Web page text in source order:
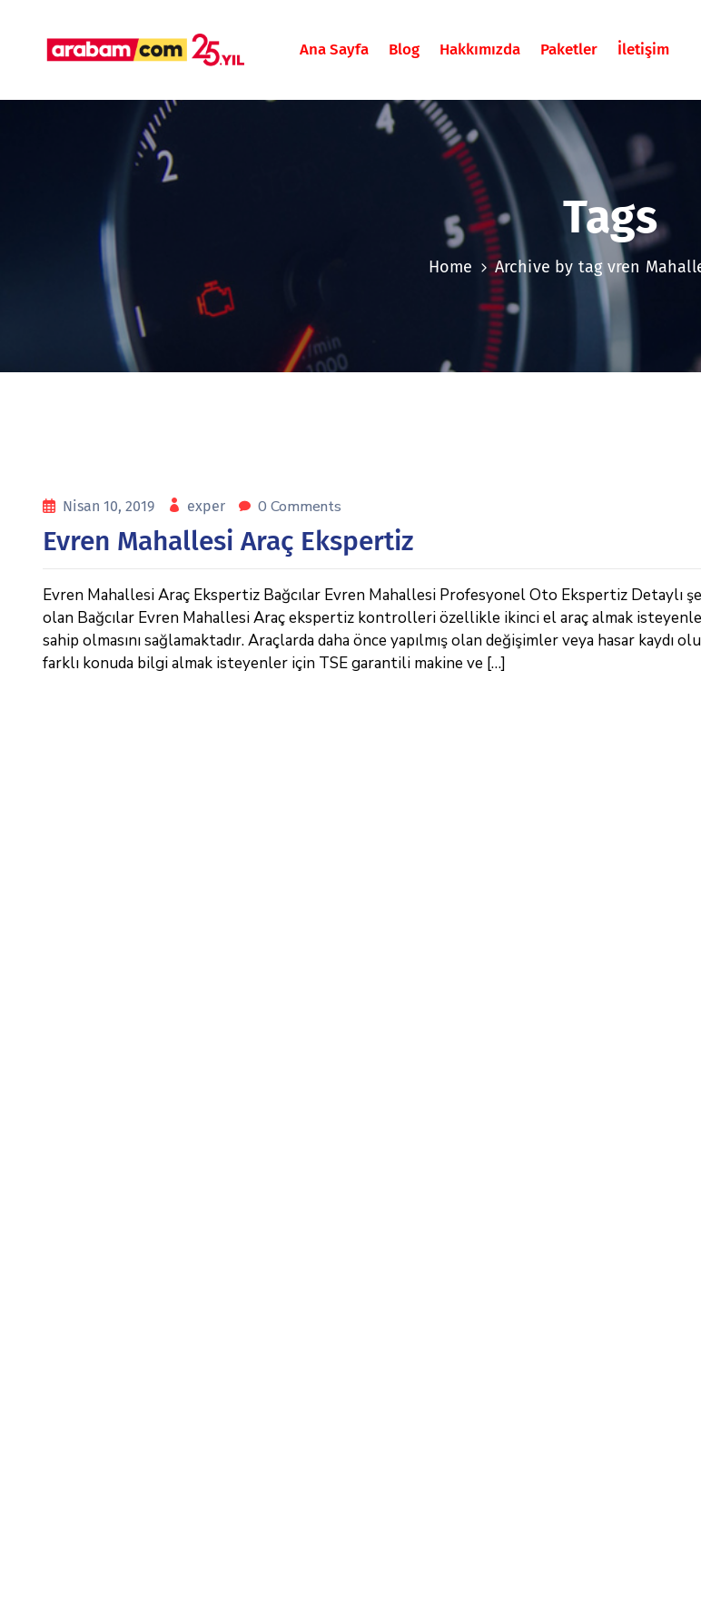
Ana Sayfa Blog Hakkımızda Paketler İletişim
Tags
Home Archive by tag vren
Nisan 10, 2019 exper 0 Comments
Evren Mahallesi Araç Ekspertiz
Evren Mahallesi Araç Ekspertiz Bağcılar Evren Mahallesi Profesyonel Oto Ekspertiz Detaylı
olan Bağcılar Evren Mahallesi Araç ekspertiz kontrolleri özellikle ikinci el araç almak
sahip olmasını sağlamaktadır. Araçlarda daha önce yapılmış olan değişimler veya hasar kaydı
farklı konuda bilgi almak isteyenler için TSE garantili makine ve […]